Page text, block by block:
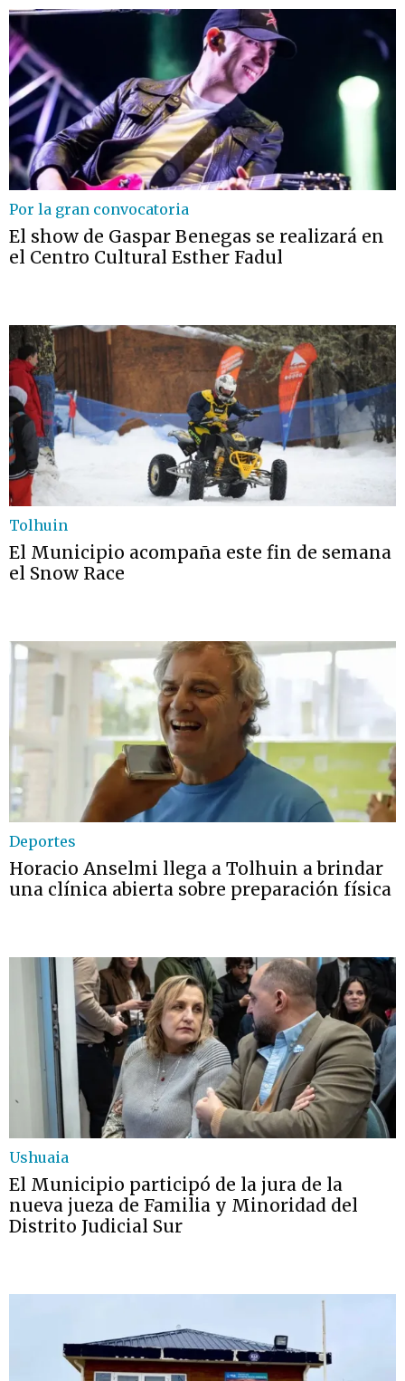
Por la gran convocatoria
El show de Gaspar Benegas se realizará en
el Centro Cultural Esther Fadul
Tolhuin
El Municipio acompaña este fin de semana
el Snow Race
Deportes
Horacio Anselmi llega a Tolhuin a brindar
una clínica abierta sobre preparación física
Ushuaia
El Municipio participó de la jura de la
nueva jueza de Familia y Minoridad del
Distrito Judicial Sur